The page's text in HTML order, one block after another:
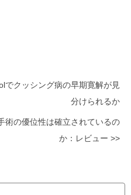
でクッシング病の早期寛解が見
分けられるか
術の優位性は確立されているの
か：レビュー >>